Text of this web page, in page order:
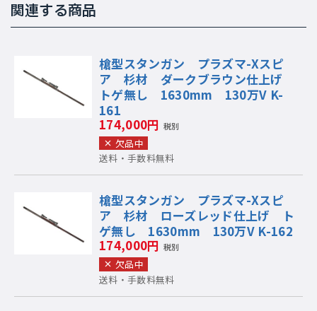
関連する商品
槍型スタンガン プラズマ-Xスピ
ア 杉材 ダークブラウン仕上げ
トゲ無し 1630mm 130万V K-
161
174,000円 税別
欠品中
送料・手数料無料
槍型スタンガン プラズマ-Xスピ
ア 杉材 ローズレッド仕上げ ト
ゲ無し 1630mm 130万V K-162
174,000円 税別
欠品中
送料・手数料無料